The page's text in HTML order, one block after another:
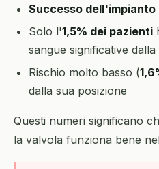
Successo dell'impianto
Solo l'1,5% dei pazienti
sangue significative
Rischio molto basso (
dalla sua posizione
Questi numeri significano
la valvola funziona bene